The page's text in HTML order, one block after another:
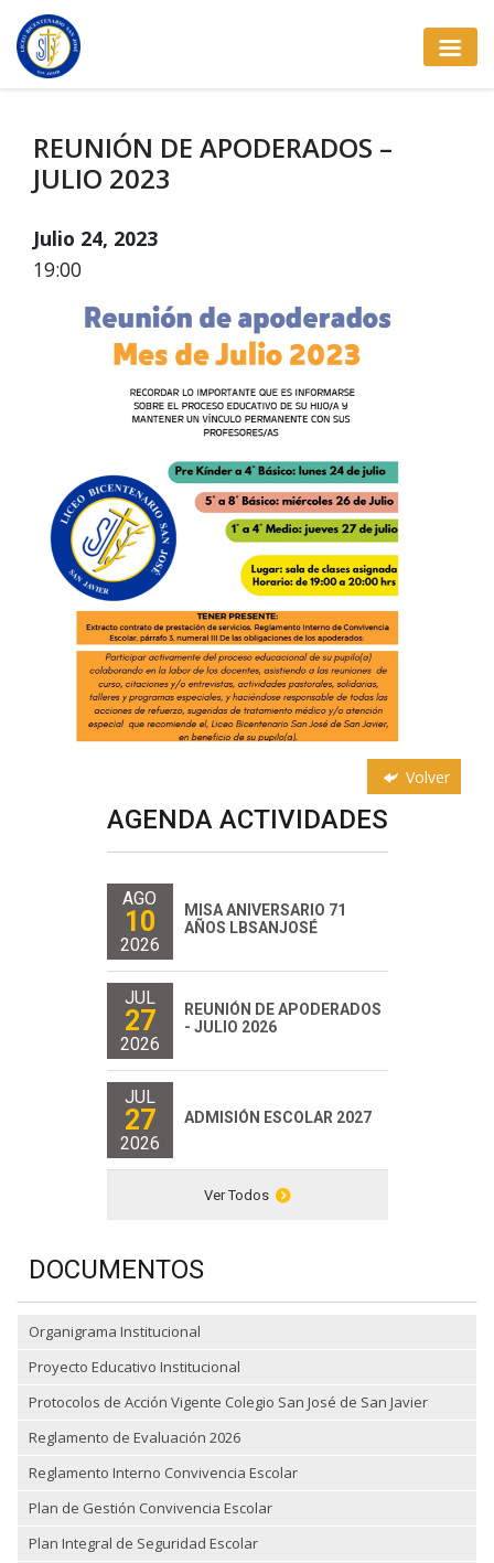
REUNIÓN DE APODERADOS –
JULIO 2023
Julio 24, 2023
19:00
Volver
AGENDA ACTIVIDADES
AGO
10
2026
MISA ANIVERSARIO 71
AÑOS LBSANJOSÉ
JUL
27
2026
REUNIÓN DE APODERADOS
- JULIO 2026
JUL
27
2026
ADMISIÓN ESCOLAR 2027
Ver Todos
DOCUMENTOS
Organigrama Institucional
Proyecto Educativo Institucional
Protocolos de Acción Vigente Colegio San José de San Javier
Reglamento de Evaluación 2026
Reglamento Interno Convivencia Escolar
Plan de Gestión Convivencia Escolar
Plan Integral de Seguridad Escolar